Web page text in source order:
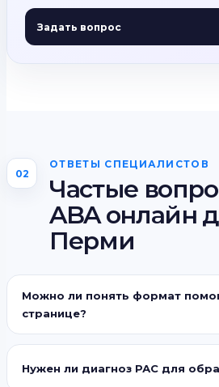
Задать вопрос
02
ОТВЕТЫ СПЕЦИАЛИСТОВ
Частые
ABA онлайн
Перми
Можно ли понять формат
странице?
Нужен ли диагноз РАС для